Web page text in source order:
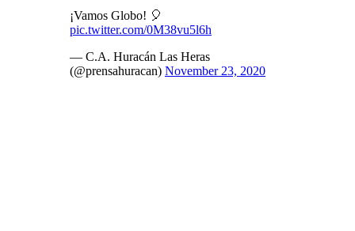
¡Vamos Globo! 🎈
pic.twitter.com/0M38vu5l6h
— C.A. Huracán Las Heras
(@prensahuracan) November 23, 2020